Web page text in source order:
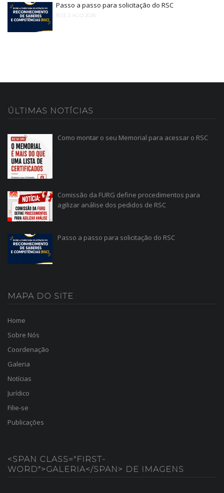
Passo a passo para solicitação do RSC
16:13, 3 AGO 2026
ÚLTIMAS NOTÍCIAS
Como montar o seu Memorial para acessar o RSC
Comissão da FURG define procedimentos para
agilizar análise dos pedidos de RSC
Passo a passo para solicitação do RSC
MAPA DO SITE
Home
Sobre Nós
Coordenação
Galeria
Notícias
Jurídico
Filie-se
Publicações
<SPAN CLASS="FIRST-
WORD">GALERIA</SPAN> DE IMAGENS